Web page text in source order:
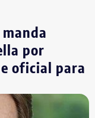
em espécie
em dinheiro
por
oficial para